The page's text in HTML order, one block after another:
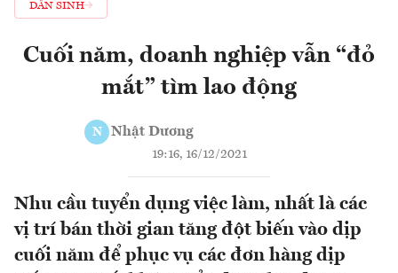
DÂN SINH
Cuối năm, doanh nghiệp vẫn “đỏ
mắt” tìm lao động
N Nhật Dương
19:16, 16/12/2021
Nhu cầu tuyển dụng việc làm, nhất là các
vị trí bán thời gian tăng đột biến vào dịp
cuối năm để phục vụ các đơn hàng dịp